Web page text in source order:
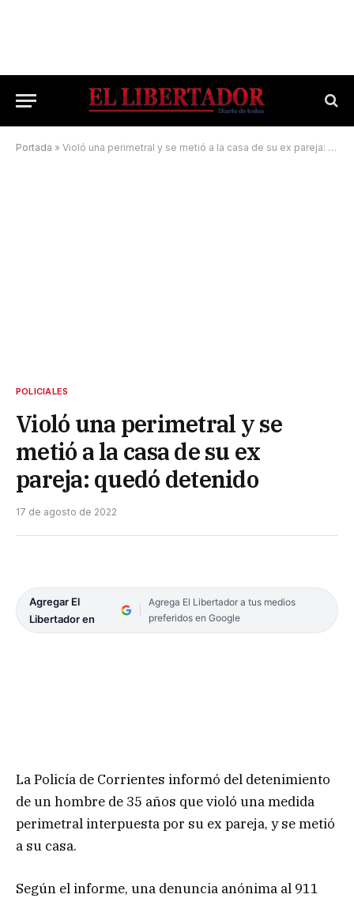
Portada » Violó una perimetral y se metió a la casa de su ex pareja: quedó detenido
POLICIALES
Violó una perimetral y se
metió a la casa de su ex
pareja: quedó detenido
17 de agosto de 2022
Agregar El
Libertador en
Agrega El Libertador a tus medios
preferidos en Google
La Policía de Corrientes informó del detenimiento
de un hombre de 35 años que violó una medida
perimetral interpuesta por su ex pareja, y se metió
a su casa.
Según el informe, una denuncia anónima al 911